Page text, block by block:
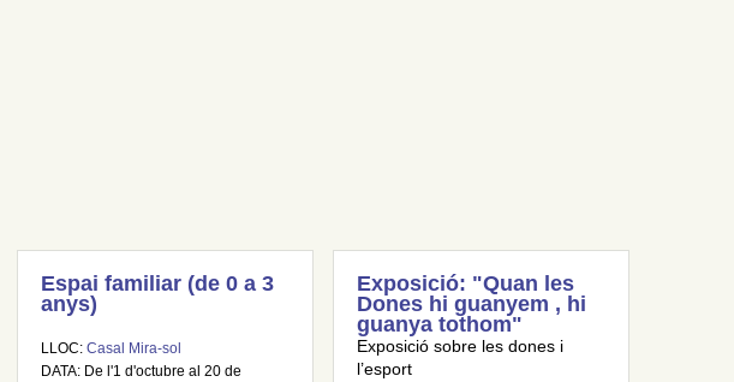
Espai familiar (de 0 a 3
anys)
LLOC:Casal Mira-sol
DATA: De l'1 d'octubre al 20 de
Exposició: "Quan les
Dones hi guanyem , hi
guanya tothom"
Exposició sobre les dones i
l’esport